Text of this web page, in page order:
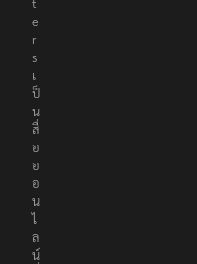
t
e
r
s
เ
ป็
น
สื่
อ
อ
อ
น
ไ
ล
น์